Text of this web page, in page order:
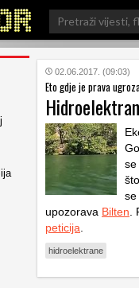
Search
for:
02.06.2017. (09:03)
Eto gdje je prava
se
se
upozorava Bilten
peticija
hidroelektrane